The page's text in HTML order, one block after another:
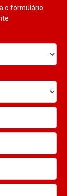
o formulário